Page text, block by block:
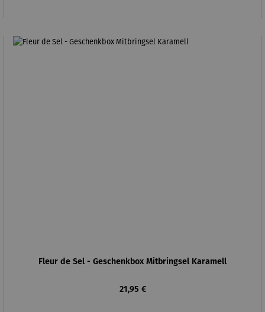
Fleur de Sel - Geschenkbox Mitbringsel Karamell
Regulärer Preis:
21,95 €